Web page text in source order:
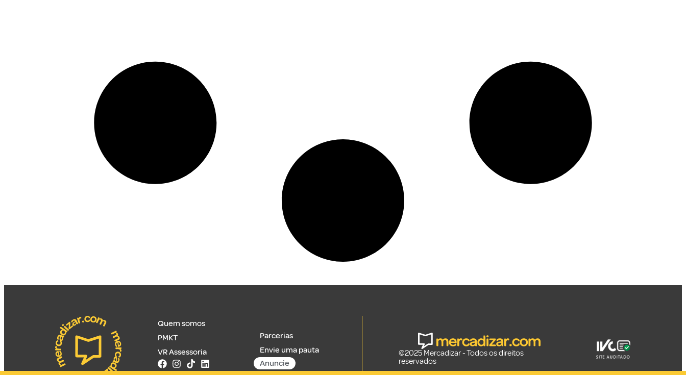
Quem somos
PMKT
VR Assessoria
Parcerias
Envie uma pauta
Anuncie
©2025 Mercadizar - Todos os direitos
reservados